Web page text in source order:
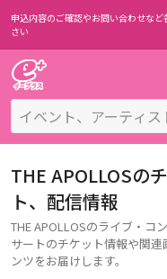
申込内容のご確認やお問い合わせなど
さい
THE APOLLOSの
ト、配信情報
THE APOLLOSのライブ・コ
サートのチケット情報や関
ンツをお届けします。